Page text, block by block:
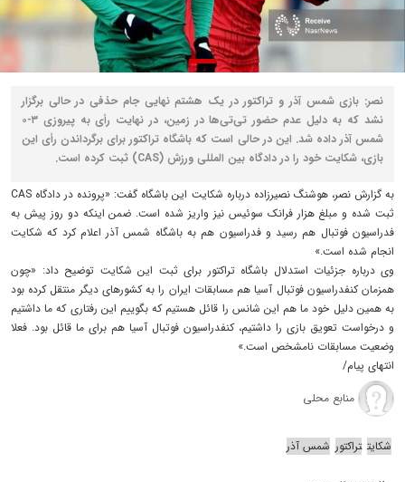
نصر: بازی شمس آذر و تراکتور در یک هشتم نهایی جام حذفی در حالی برگزار
نشد که به دلیل عدم حضور تی‌تی‌ها در زمین، در نهایت رأی به پیروزی ۳-۰
شمس آذر داده شد. این در حالی است که باشگاه تراکتور برای برگرداندن رأی این
بازی، شکایت خود را در دادگاه بین المللی ورزش (CAS) ثبت کرده است.
به گزارش نصر، هوشنگ نصیرزاده درباره شکایت این باشگاه گفت: «پرونده در دادگاه CAS
ثبت شده و مبلغ هزار فرانک سوئیس نیز واریز شده است. ضمن اینکه دو روز پیش به
فدراسیون فوتبال هم رسید و فدراسیون هم به باشگاه شمس آذر اعلام کرد که شکایت
انجام شده است.»
وی درباره جزئیات استدلال باشگاه تراکتور برای ثبت این شکایت توضیح داد: «چون
همزمان کنفدراسیون فوتبال آسیا هم مسابقات ایران را به کشورهای دیگر منتقل کرده بود
به همین دلیل خود ما هم این شانس را قائل هستیم که بگوییم این رفتاری که ما داشتیم
و درخواست تعویق بازی را داشتیم، کنفدراسیون فوتبال آسیا هم برای ما قائل بود. فعلا
وضعیت مسابقات نامشخص است.»
انتهای پیام/
منابع محلی
شکایت تراکتور شمس آذر